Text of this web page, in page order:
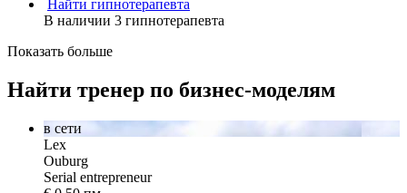
Найти гипнотерапевта
В наличии 3 гипнотерапевта
Показать больше
Найти тренер по бизнес-моделям
в сети
Lex
Ouburg
Serial entrepreneur